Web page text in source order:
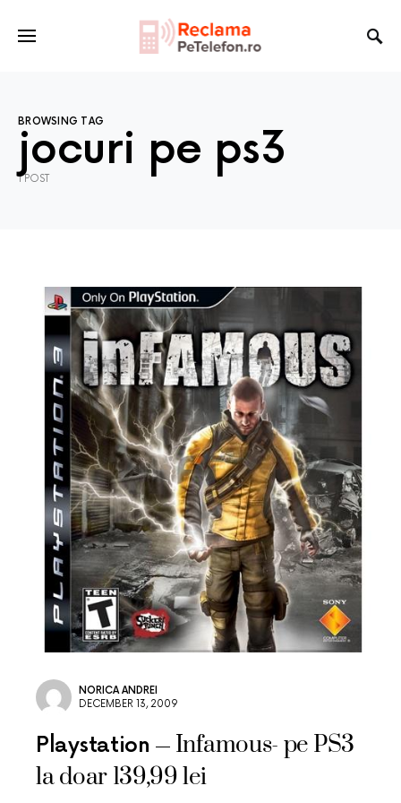
BROWSING TAG
jocuri pe ps3
1 POST
NORICA ANDREI
DECEMBER 13, 2009
Playstation
Infamous- pe PS3
la doar 139,99 lei